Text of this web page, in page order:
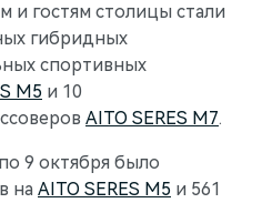
и гостям столицы стали
гибридных
спортивных
M5 и 10
AITO SERES M7.
9 октября было
на AITO SERES M5 и 561